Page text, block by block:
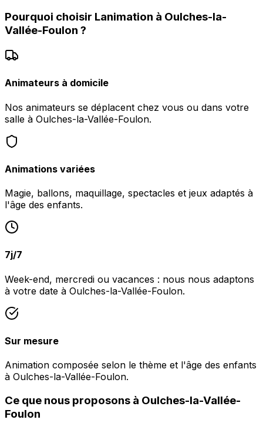
Pourquoi choisir Lanimation à Oulches-la-
Vallée-Foulon ?
Animateurs à domicile
Nos animateurs se déplacent chez vous ou dans votre
salle à Oulches-la-Vallée-Foulon.
Animations variées
Magie, ballons, maquillage, spectacles et jeux adaptés à
l'âge des enfants.
7j/7
Week-end, mercredi ou vacances : nous nous adaptons
à votre date à Oulches-la-Vallée-Foulon.
Sur mesure
Animation composée selon le thème et l'âge des enfants
à Oulches-la-Vallée-Foulon.
Ce que nous proposons à Oulches-la-Vallée-
Foulon